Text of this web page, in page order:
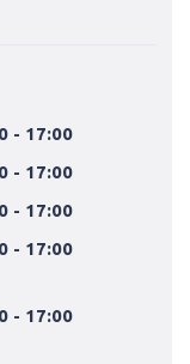
- 17:00
- 17:00
- 17:00
- 17:00
- 17:00